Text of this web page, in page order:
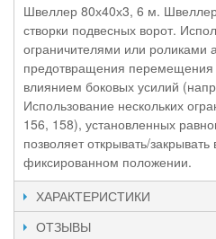
Швеллер 80х40х3, 6 м.
створки подвесных ворот.
ограничителями или роликами
предотвращения перемещения
влиянием боковых усилий
Использование нескольких
156, 158), установленных
позволяет открывать/
фиксированном положении.
ХАРАКТЕРИСТИКИ
ОТЗЫВЫ